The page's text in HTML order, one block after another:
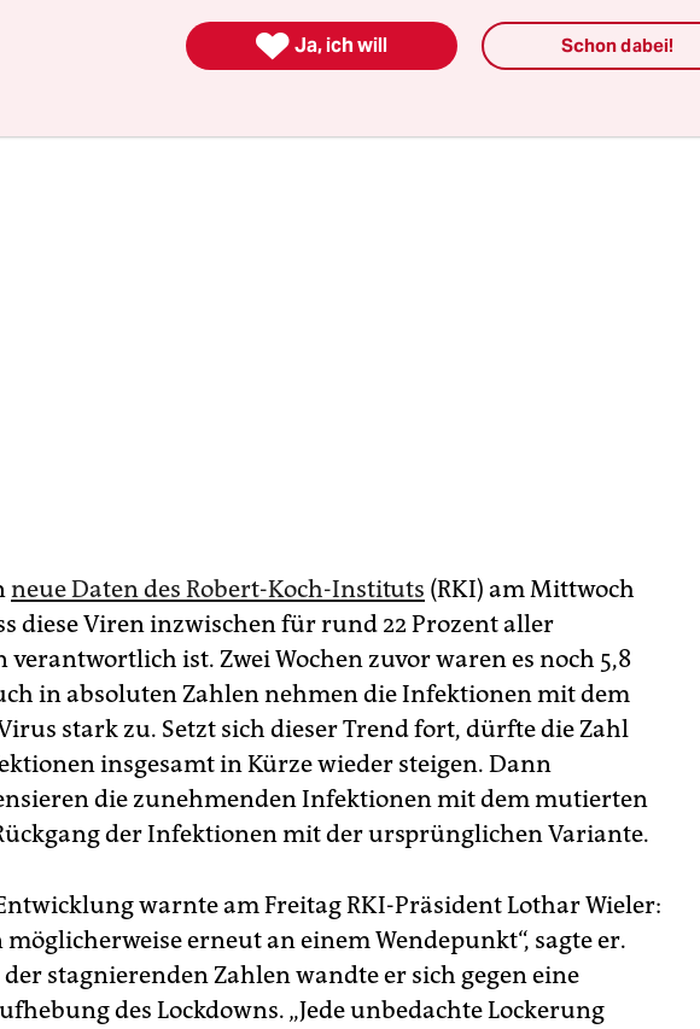
sein, dass sich die stärker ansteckenden
in Deutschland immer weiter verbreiten – vor allem
neue Daten des Robert-Koch-Instituts (RKI) am Mittwoch
diese Viren inzwischen für rund 22 Prozent aller
ist. Zwei Wochen zuvor waren es noch 5,8
in absoluten Zahlen nehmen die Infektionen mit dem
stark zu. Setzt sich dieser Trend fort, dürfte die Zahl
insgesamt in Kürze wieder steigen. Dann
die zunehmenden Infektionen mit dem mutierten
der Infektionen mit der ursprünglichen Variante.
warnte am Freitag RKI-Präsident Lothar Wieler:
möglicherweise erneut an einem Wendepunkt“, sagte er.
stagnierenden Zahlen wandte er sich gegen eine
des Lockdowns. „Jede unbedachte Lockerung
 Ja, ich will Schon dabei!